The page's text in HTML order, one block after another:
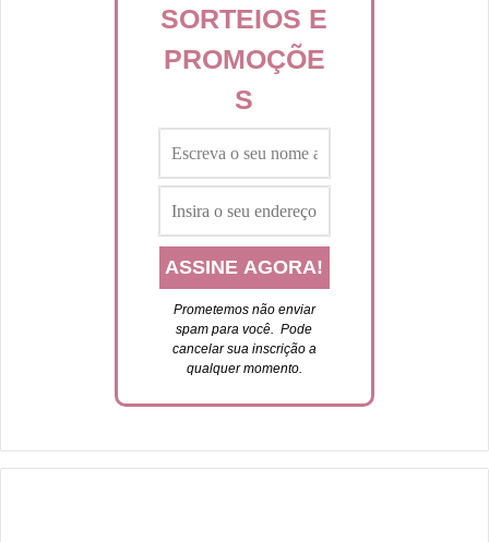
SORTEIOS E
PROMOÇÕE
S
Prometemos não enviar
spam para você. Pode
cancelar sua inscrição a
qualquer momento.